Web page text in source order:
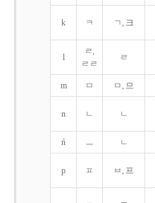
k ㅋ ㄱ, 크
l
ㄹ,
ㄹㄹ
ㄹ
m ㅁ ㅁ, 므
n ㄴ ㄴ
ń ㅡ ㄴ
p ㅍ ㅂ, 프